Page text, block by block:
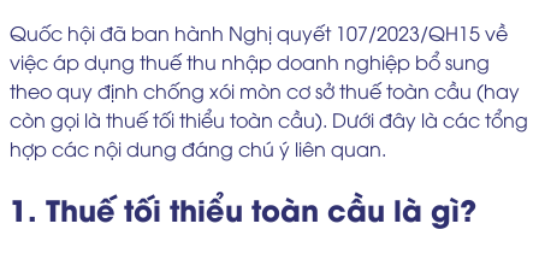
Quốc hội đã ban hành Nghị quyết 107/2023/QH15 về
việc áp dụng thuế thu nhập doanh nghiệp bổ sung
theo quy định chống xói mòn cơ sở thuế toàn cầu (hay
còn gọi là thuế tối thiểu toàn cầu). Dưới đây là các tổng
hợp các nội dung đáng chú ý liên quan.
1. Thuế tối thiểu toàn cầu là gì?